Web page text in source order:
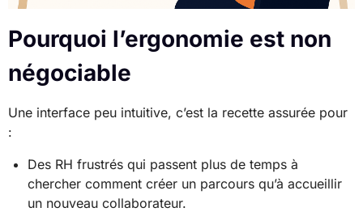
Pourquoi l’ergonomie est non
négociable
Une interface peu intuitive, c’est la recette assurée pour
:
Des RH frustrés qui passent plus de temps à
chercher comment créer un parcours qu’à accueillir
un nouveau collaborateur.